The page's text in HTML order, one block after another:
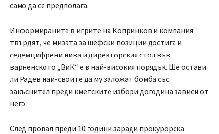
само да се предполага.
Информираните в игрите на Копринков и компания
твърдят, че мизата за шефски позиции достига и
седемцифрени нива и директорския стол във
варненското „ВиК“ е в най-високия порядък. Ще остави
ли Радев най-своите да му заложат бомба със
закъснител преди кметските избори догодина зависи от
него.
След провал преди 10 години заради прокурорска